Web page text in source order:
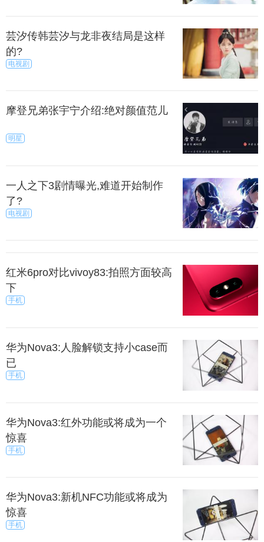
订婚仪式，我谨代表全家以及亲家对你们的到来，表
示衷心的感谢和热烈的欢迎!
此刻我感到万分高兴!我感谢亲朋好友对我们家一
如既往的帮助，支持与信任。今天，大家欢聚一堂，
下一页
芸汐传韩芸汐与龙非夜结局是这样
的?
电视剧
摩登兄弟张宇宁介绍:绝对颜值范儿
明星
一人之下3剧情曝光,难道开始制作
了?
电视剧
红米6pro对比vivoy83:拍照方面较高
下
手机
华为Nova3:人脸解锁支持小case而
已
手机
华为Nova3:红外功能或将成为一个
惊喜
手机
华为Nova3:新机NFC功能或将成为
惊喜
手机